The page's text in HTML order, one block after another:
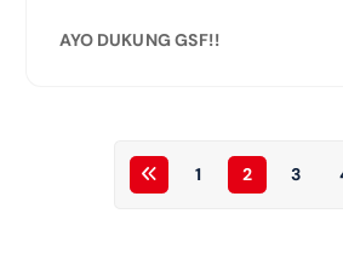
AYO DUKUNG GSF!!
1 2 3